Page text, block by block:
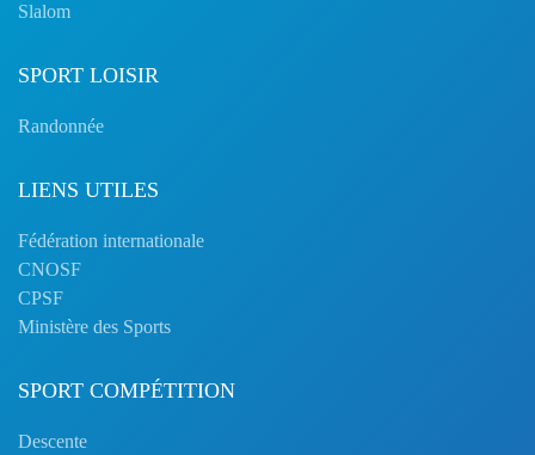
Slalom
SPORT LOISIR
Randonnée
LIENS UTILES
Fédération internationale
CNOSF
CPSF
Ministère des Sports
SPORT COMPÉTITION
Descente